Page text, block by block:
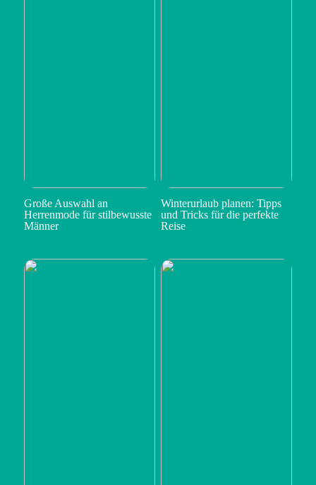
Große Auswahl an
Herrenmode für stilbewusste
Männer
Winterurlaub planen: Tipps
und Tricks für die perfekte
Reise